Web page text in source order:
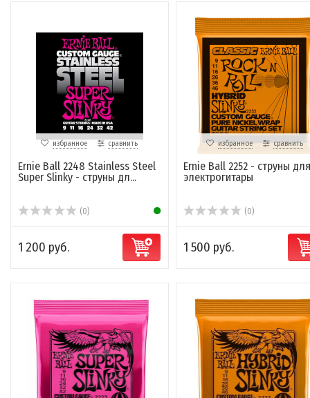
избранное сравнить
Ernie Ball 2248 Stainless Steel
Super Slinky - струны дл...
(0)
1 200 руб.
избранное сравнить
Ernie Ball 2252 - струны для
электрогитары
(0)
1 500 руб.